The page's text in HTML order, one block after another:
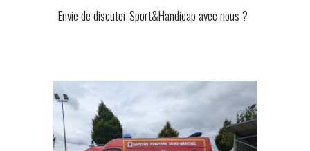
Envie de discuter Sport&Handicap avec nous ?